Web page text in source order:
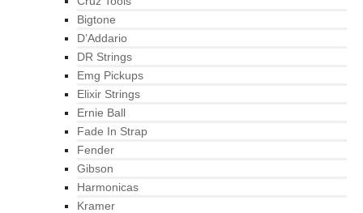
Bigtone
D’Addario
DR Strings
Emg Pickups
Elixir Strings
Ernie Ball
Fade In Strap
Fender
Gibson
Harmonicas
Kramer